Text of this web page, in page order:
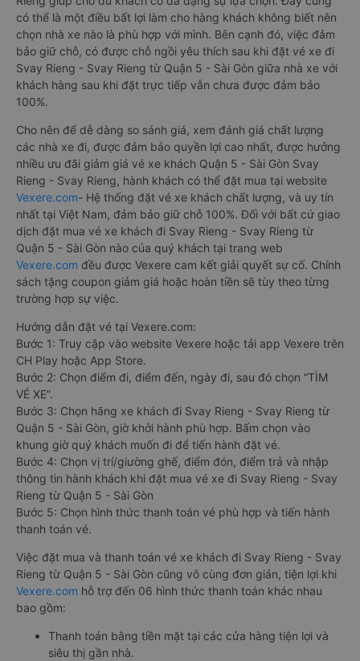
có thể là một điều bất lợi làm cho hàng khách không biết nên
chọn nhà xe nào là phù hợp với mình. Bên cạnh đó, việc đảm
bảo giữ chỗ, có được chỗ ngồi yêu thích sau khi đặt vé xe đi
Svay Rieng - Svay Rieng từ Quận 5 - Sài Gòn giữa nhà xe với
khách hàng sau khi đặt trực tiếp vẫn chưa được đảm bảo
100%.
Cho nên để dễ dàng so sánh giá, xem đánh giá chất lượng
các nhà xe đi, được đảm bảo quyền lợi cao nhất, được hưởng
nhiều ưu đãi giảm giá vé xe khách Quận 5 - Sài Gòn Svay
Rieng - Svay Rieng, hành khách có thể đặt mua tại website
Vexere.com- Hệ thống đặt vé xe khách chất lượng, và uy tín
nhất tại Việt Nam, đảm bảo giữ chỗ 100%. Đối với bất cứ giao
dịch đặt mua vé xe khách đi Svay Rieng - Svay Rieng từ
Quận 5 - Sài Gòn nào của quý khách tại trang web
Vexere.com đều được Vexere cam kết giải quyết sự cố. Chính
sách tặng coupon giảm giá hoặc hoàn tiền sẽ tùy theo từng
trường hợp sự việc.
Hướng dẫn đặt vé tại Vexere.com:
Bước 1: Truy cập vào website Vexere hoặc tải app Vexere trên
CH Play hoặc App Store.
Bước 2: Chọn điểm đi, điểm đến, ngày đi, sau đó chọn “TÌM
VÉ XE”.
Bước 3: Chọn hãng xe khách đi Svay Rieng - Svay Rieng từ
Quận 5 - Sài Gòn, giờ khởi hành phù hợp. Bấm chọn vào
khung giờ quý khách muốn đi để tiến hành đặt vé.
Bước 4: Chọn vị trí/giường ghế, điểm đón, điểm trả và nhập
thông tin hành khách khi đặt mua vé xe đi Svay Rieng - Svay
Rieng từ Quận 5 - Sài Gòn
Bước 5: Chọn hình thức thanh toán vé phù hợp và tiến hành
thanh toán vé.
Việc đặt mua và thanh toán vé xe khách đi Svay Rieng - Svay
Rieng từ Quận 5 - Sài Gòn cũng vô cùng đơn giản, tiện lợi khi
Vexere.com hỗ trợ đến 06 hình thức thanh toán khác nhau
bao gồm:
Thanh toán bằng tiền mặt tại các cửa hàng tiện lợi và
siêu thị gần nhà.